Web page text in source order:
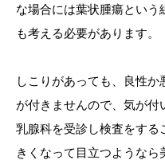
な場合には葉状腫瘍という
も考える必要があります。
しこりがあっても、良性
が付きませんので、気が付
乳腺科を受診し検査をする
きくなって目立つようなら